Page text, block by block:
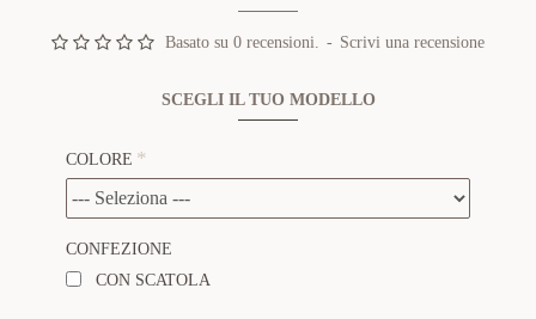
Basato su 0 recensioni. - Scrivi una recensione
SCEGLI IL TUO MODELLO
COLORE
CONFEZIONE
CON SCATOLA